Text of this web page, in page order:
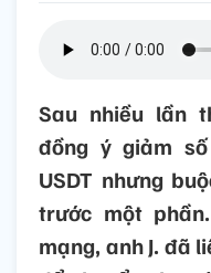
Sau nhiều lần
đồng ý giảm
USDT nhưng
trước một
mạng, anh J. đã